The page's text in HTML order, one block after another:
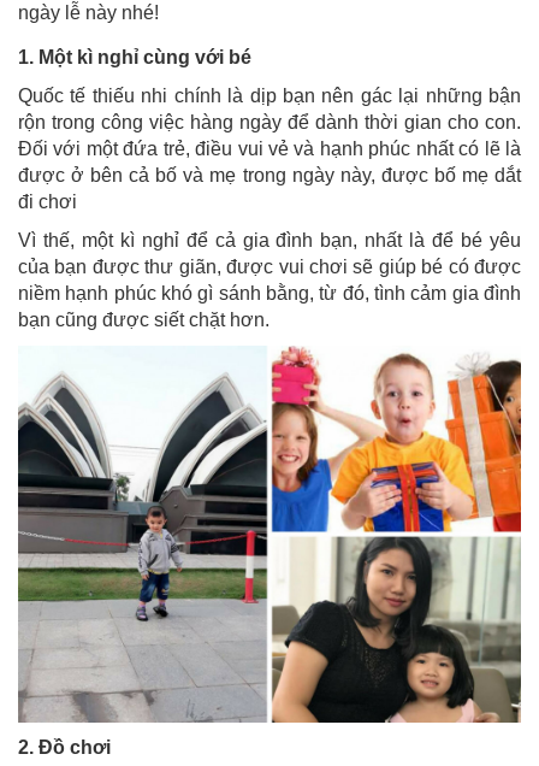
ngày lễ này nhé!
1. Một kì nghỉ cùng với bé
Quốc tế thiếu nhi chính là dịp bạn nên gác lại những bận
rộn trong công việc hàng ngày để dành thời gian cho con.
Đối với một đứa trẻ, điều vui vẻ và hạnh phúc nhất có lẽ là
được ở bên cả bố và mẹ trong ngày này, được bố mẹ dắt
đi chơi
Vì thế, một kì nghỉ để cả gia đình bạn, nhất là để bé yêu
của bạn được thư giãn, được vui chơi sẽ giúp bé có được
niềm hạnh phúc khó gì sánh bằng, từ đó, tình cảm gia đình
bạn cũng được siết chặt hơn.
2. Đồ chơi